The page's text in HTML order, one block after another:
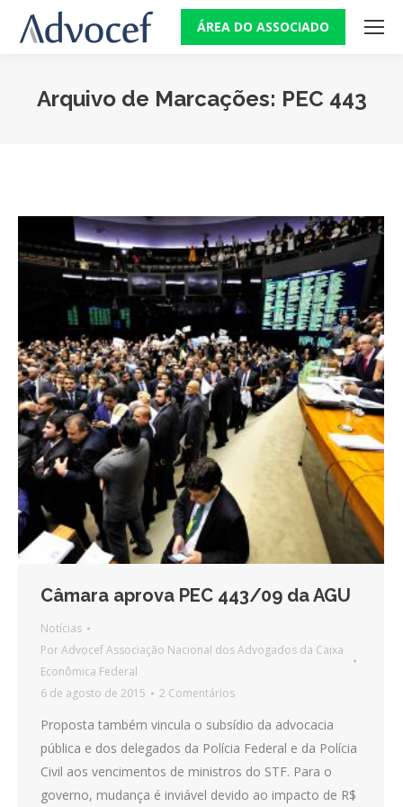
ÁREA DO ASSOCIADO
Arquivo de Marcações: PEC 443
Câmara aprova PEC 443/09 da AGU
Notícias
PorAdvocef Associação Nacional dos Advogados da Caixa
Econômica Federal
6 de agosto de 2015
2 Comentários
Proposta também vincula o subsídio da advocacia
pública e dos delegados da Polícia Federal e da Polícia
Civil aos vencimentos de ministros do STF. Para o
governo, mudança é inviável devido ao impacto de R$